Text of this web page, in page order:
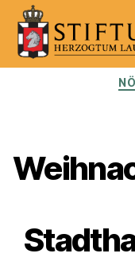
Kulturportal